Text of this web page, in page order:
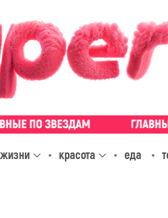
красота еда